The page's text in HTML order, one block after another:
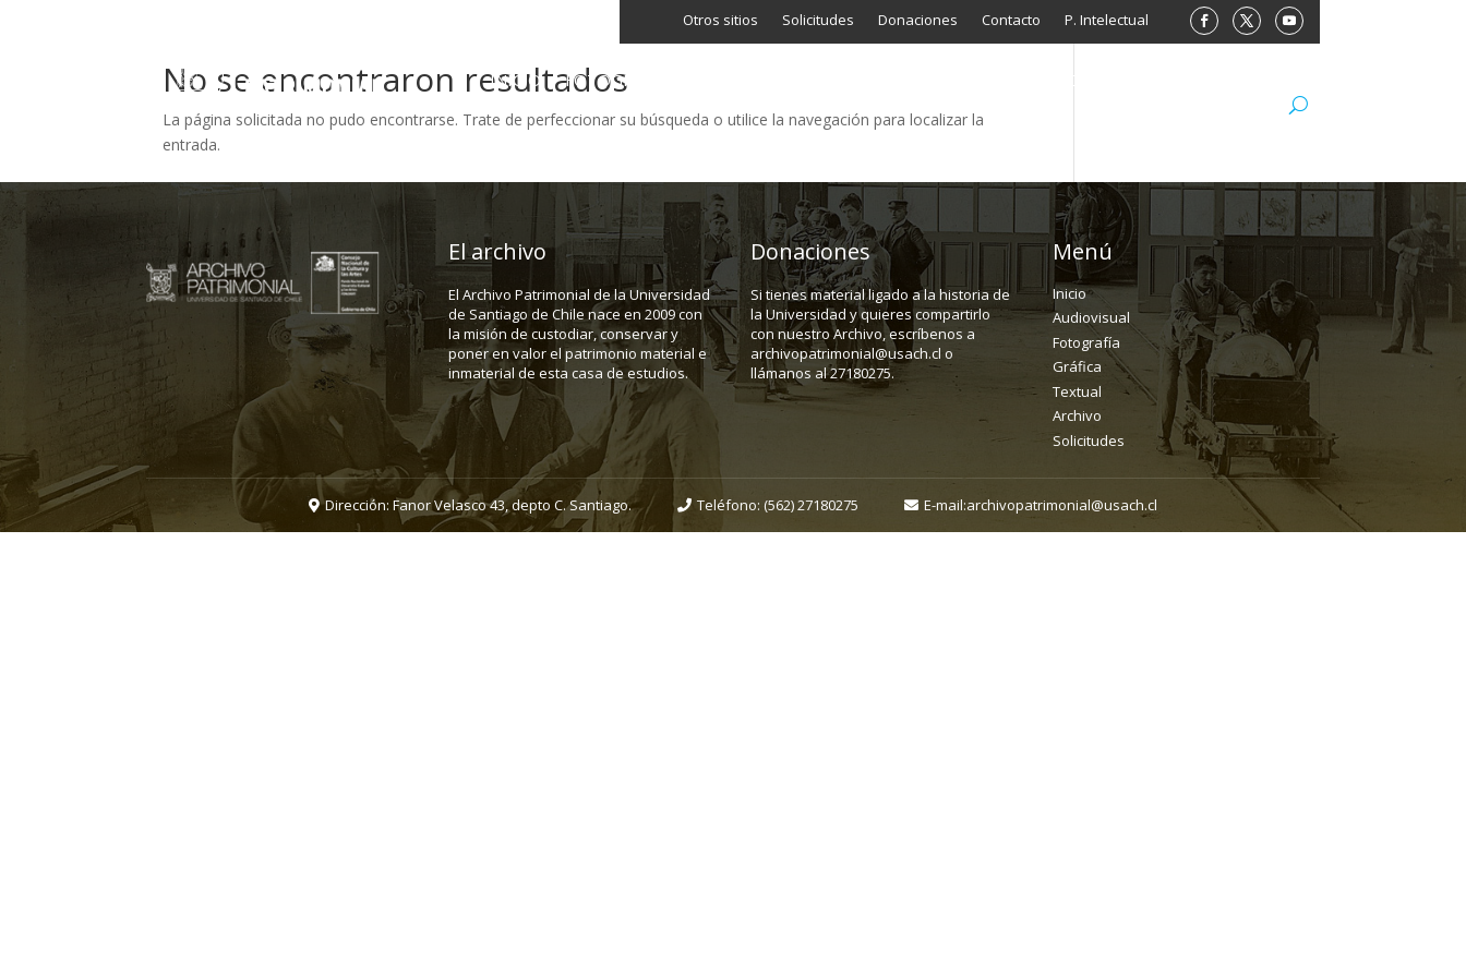
Otros sitios Solicitudes Donaciones Contacto P. Intelectual
INICIO FOTOGRAFÍA ARCHIVO
No se encontraron resultados
La página solicitada no pudo encontrarse. Trate de perfeccionar su búsqueda o utilice la navegación para localizar la
entrada.
El archivo
El Archivo Patrimonial de la Universidad
de Santiago de Chile nace en 2009 con
la misión de custodiar, conservar y
poner en valor el patrimonio material e
inmaterial de esta casa de estudios.
Donaciones
Si tienes material ligado a la historia de
la Universidad y quieres compartirlo
con nuestro Archivo, escríbenos a
archivopatrimonial@usach.cl o
llámanos al 27180275.
Menú
Inicio
Audiovisual
Fotografía
Gráfica
Textual
Archivo
Solicitudes
Dirección: Fanor Velasco 43, depto C. Santiago. Teléfono: (562) 27180275 E-mail:archivopatrimonial@usach.cl